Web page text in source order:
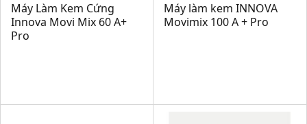
Máy Làm Kem Cứng
Innova Movi Mix 60 A+
Pro
Máy làm kem INNOVA
Movimix 100 A + Pro